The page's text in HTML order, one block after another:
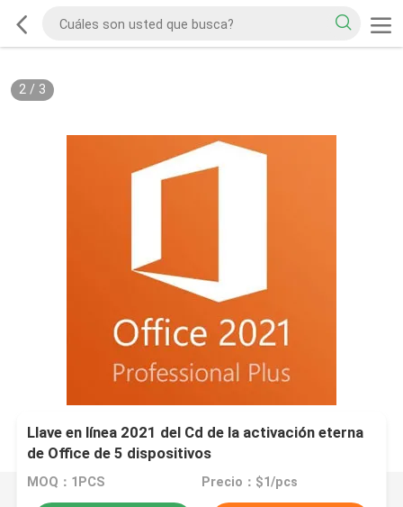
2/ 3
Llave en línea 2021 del Cd de la activación eterna
de Office de 5 dispositivos
MOQ：1PCS Precio：$1/pcs